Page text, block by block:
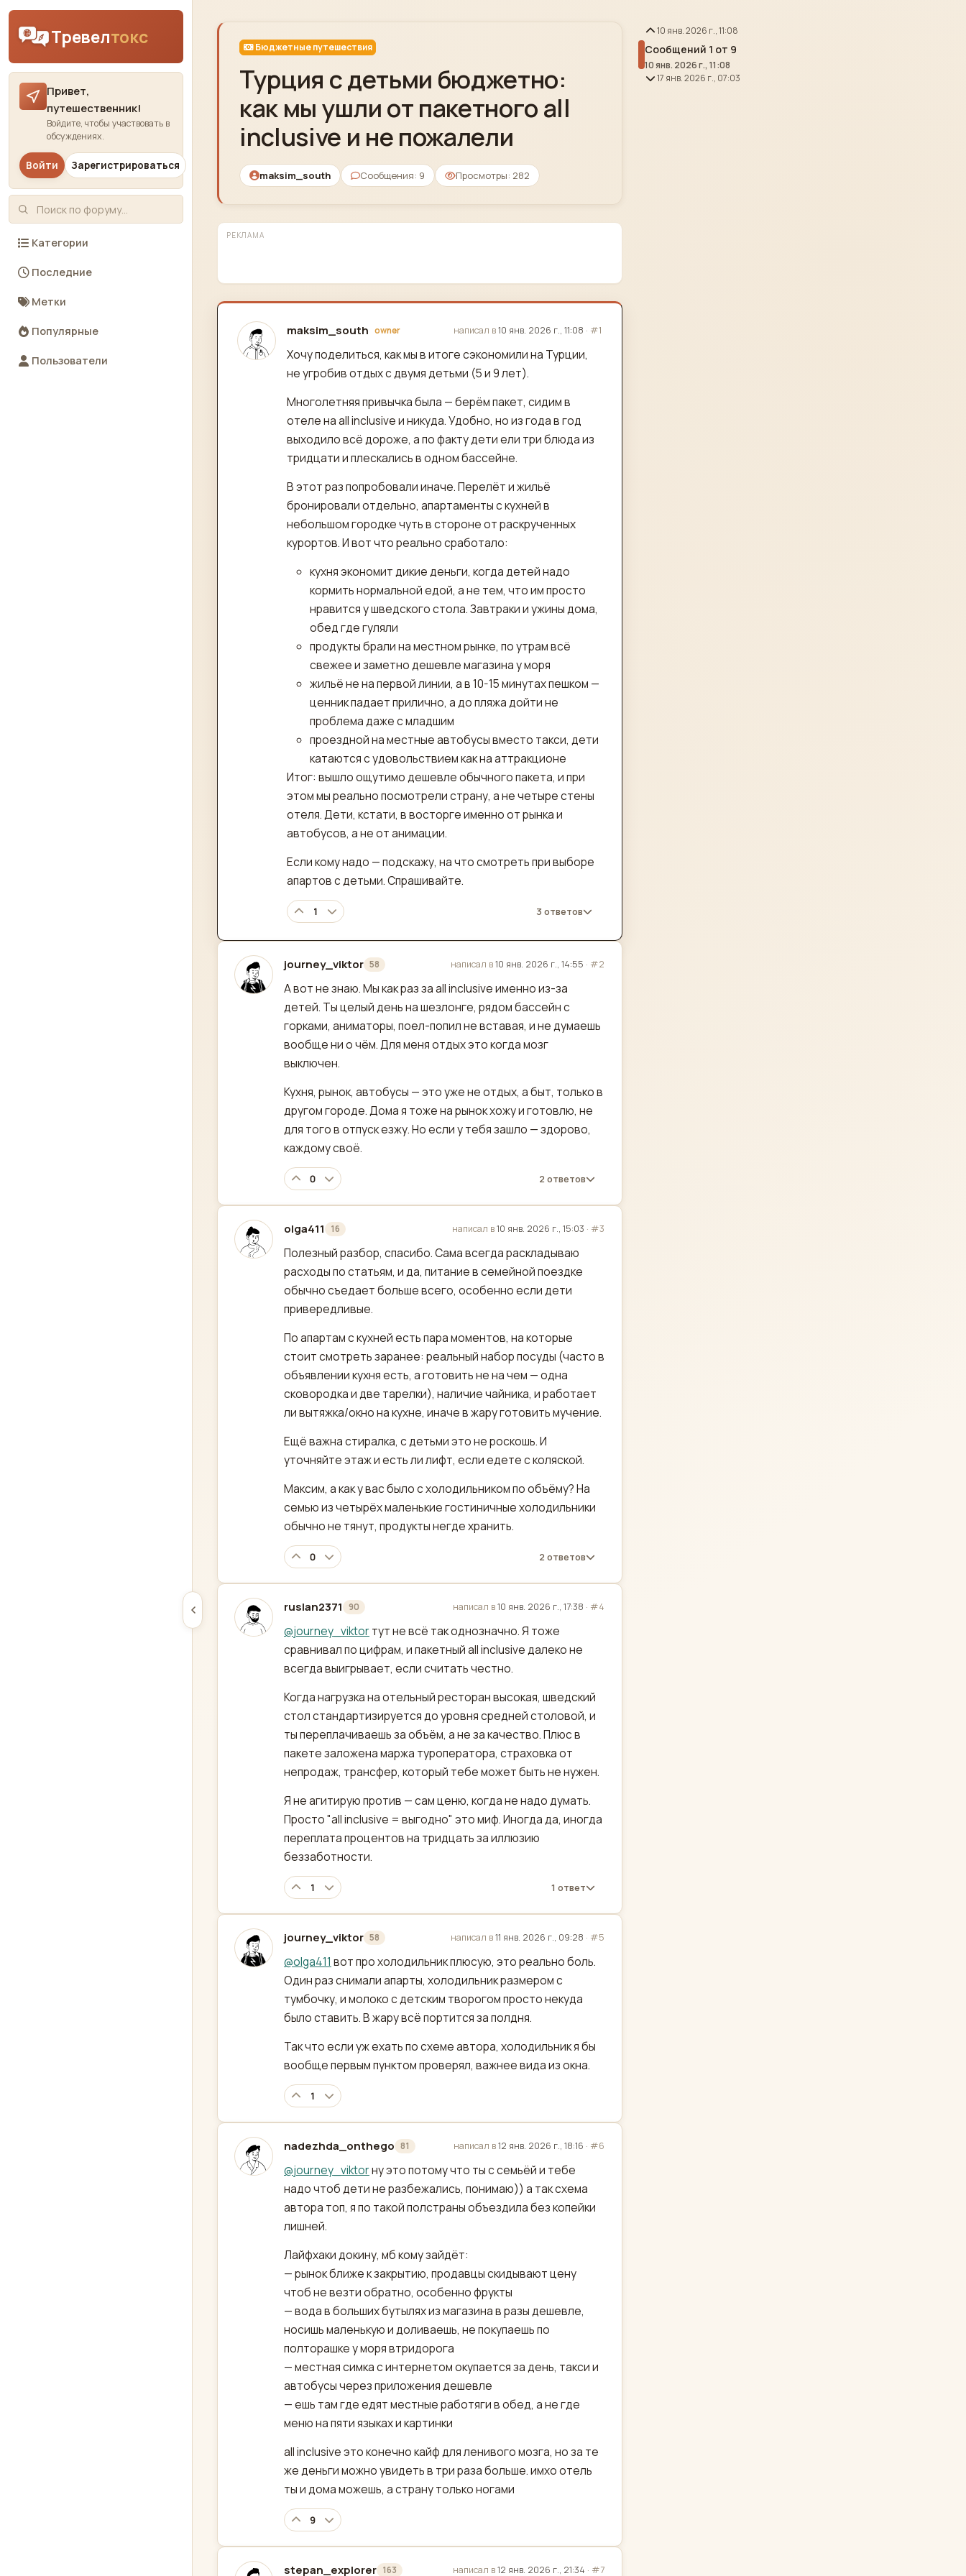
Skip to content
Тревелтокс
Привет,
путешественник!
Войдите, чтобы участвовать в
обсуждениях.
Войти Зарегистрироваться
Категории
Последние
Метки
Популярные
Пользователи
Бюджетные путешествия
Турция с детьми бюджетно:
как мы ушли от пакетного all
inclusive и не пожалели
maksim_south Сообщения: 9 Просмотры: 282
РЕКЛАМА
maksim_south owner
отредактировано написал в10 янв. 2026 г., 11:08 · #1
Хочу поделиться, как мы в итоге сэкономили на Турции,
не угробив отдых с двумя детьми (5 и 9 лет).
Многолетняя привычка была — берём пакет, сидим в
отеле на all inclusive и никуда. Удобно, но из года в год
выходило всё дороже, а по факту дети ели три блюда из
тридцати и плескались в одном бассейне.
В этот раз попробовали иначе. Перелёт и жильё
бронировали отдельно, апартаменты с кухней в
небольшом городке чуть в стороне от раскрученных
курортов. И вот что реально сработало:
кухня экономит дикие деньги, когда детей надо
кормить нормальной едой, а не тем, что им просто
нравится у шведского стола. Завтраки и ужины дома,
обед где гуляли
продукты брали на местном рынке, по утрам всё
свежее и заметно дешевле магазина у моря
жильё не на первой линии, а в 10-15 минутах пешком —
ценник падает прилично, а до пляжа дойти не
проблема даже с младшим
проездной на местные автобусы вместо такси, дети
катаются с удовольствием как на аттракционе
Итог: вышло ощутимо дешевле обычного пакета, и при
этом мы реально посмотрели страну, а не четыре стены
отеля. Дети, кстати, в восторге именно от рынка и
автобусов, а не от анимации.
Если кому надо — подскажу, на что смотреть при выборе
апартов с детьми. Спрашивайте.
1 3 ответов
journey_viktor 58
отредактировано написал в10 янв. 2026 г., 14:55 · #2
А вот не знаю. Мы как раз за all inclusive именно из-за
детей. Ты целый день на шезлонге, рядом бассейн с
горками, аниматоры, поел-попил не вставая, и не думаешь
вообще ни о чём. Для меня отдых это когда мозг
выключен.
Кухня, рынок, автобусы — это уже не отдых, а быт, только в
другом городе. Дома я тоже на рынок хожу и готовлю, не
для того в отпуск езжу. Но если у тебя зашло — здорово,
каждому своё.
0 2 ответов
olga411 16
отредактировано написал в10 янв. 2026 г., 15:03 · #3
Полезный разбор, спасибо. Сама всегда раскладываю
расходы по статьям, и да, питание в семейной поездке
обычно съедает больше всего, особенно если дети
привередливые.
По апартам с кухней есть пара моментов, на которые
стоит смотреть заранее: реальный набор посуды (часто в
объявлении кухня есть, а готовить не на чем — одна
сковородка и две тарелки), наличие чайника, и работает
ли вытяжка/окно на кухне, иначе в жару готовить мучение.
Ещё важна стиралка, с детьми это не роскошь. И
уточняйте этаж и есть ли лифт, если едете с коляской.
Максим, а как у вас было с холодильником по объёму? На
семью из четырёх маленькие гостиничные холодильники
обычно не тянут, продукты негде хранить.
0 2 ответов
ruslan2371 90
отредактировано написал в10 янв. 2026 г., 17:38 · #4
@journey_viktorтут не всё так однозначно. Я тоже
сравнивал по цифрам, и пакетный all inclusive далеко не
всегда выигрывает, если считать честно.
Когда нагрузка на отельный ресторан высокая, шведский
стол стандартизируется до уровня средней столовой, и
ты переплачиваешь за объём, а не за качество. Плюс в
пакете заложена маржа туроператора, страховка от
непродаж, трансфер, который тебе может быть не нужен.
Я не агитирую против — сам ценю, когда не надо думать.
Просто "all inclusive = выгодно" это миф. Иногда да, иногда
переплата процентов на тридцать за иллюзию
беззаботности.
1 1 ответ
journey_viktor 58
отредактировано написал в11 янв. 2026 г., 09:28 · #5
@olga411 вот про холодильник плюсую, это реально боль.
Один раз снимали апарты, холодильник размером с
тумбочку, и молоко с детским творогом просто некуда
было ставить. В жару всё портится за полдня.
Так что если уж ехать по схеме автора, холодильник я бы
вообще первым пунктом проверял, важнее вида из окна.
1
nadezhda_onthego 81
отредактировано написал в12 янв. 2026 г., 18:16 · #6
@journey_viktorну это потому что ты с семьёй и тебе
надо чтоб дети не разбежались, понимаю)) а так схема
автора топ, я по такой полстраны объездила без копейки
лишней.
Лайфхаки докину, мб кому зайдёт:
— рынок ближе к закрытию, продавцы скидывают цену
чтоб не везти обратно, особенно фрукты
— вода в больших бутылях из магазина в разы дешевле,
носишь маленькую и доливаешь, не покупаешь по
полторашке у моря втридорога
— местная симка с интернетом окупается за день, такси и
автобусы через приложения дешевле
— ешь там где едят местные работяги в обед, а не где
меню на пяти языках и картинки
all inclusive это конечно кайф для ленивого мозга, но за те
же деньги можно увидеть в три раза больше. имхо отель
ты и дома можешь, а страну только ногами
9
stepan_explorer 163 написал в12 янв. 2026 г., 21:34 · #7
10 янв. 2026 г., 11:08
Сообщений 1 от 9
10 янв. 2026 г., 11:08
17 янв. 2026 г., 07:03